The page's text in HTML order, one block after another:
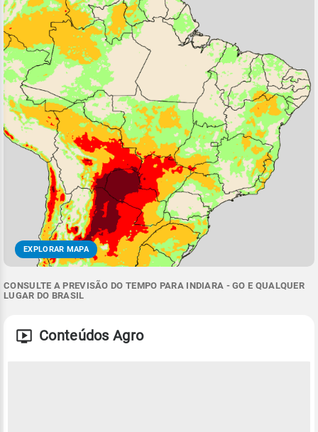
EXPLORAR MAPA
CONSULTE A PREVISÃO DO TEMPO PARA INDIARA - GO E QUALQUER
LUGAR DO BRASIL
Conteúdos Agro